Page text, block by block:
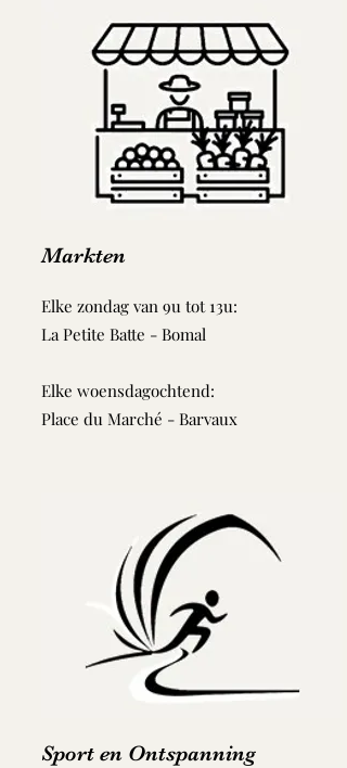
Markten
Elke zondag van 9u tot 13u:
La Petite Batte - Bomal
Elke woensdagochtend:
Place du Marché - Barvaux
Sport en Ontspanning